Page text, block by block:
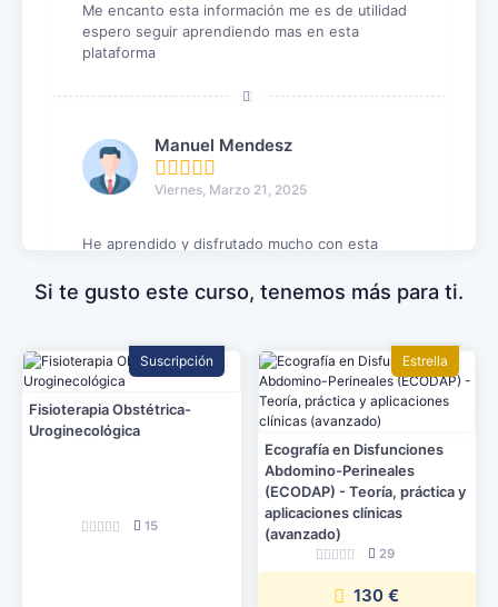
Me encanto esta información me es de utilidad
espero seguir aprendiendo mas en esta
plataforma
Manuel Mendesz
Viernes, Marzo 21, 2025
He aprendido y disfrutado mucho con esta
Si te gusto este curso, tenemos más para ti.
Suscripción
Fisioterapia Obstétrica-
Uroginecológica
15
Estrella
Ecografía en Disfunciones
Abdomino-Perineales
(ECODAP) - Teoría, práctica y
aplicaciones clínicas
(avanzado)
29
130 €